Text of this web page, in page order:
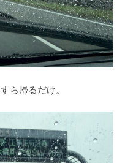
ら帰るだけ。